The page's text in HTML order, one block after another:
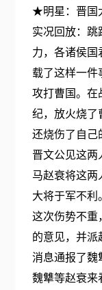
★明星：晋国
实况回放：跳
力，各诸侯国
载了这样一件
攻打曹国。在
纪，放火烧了
还烧伤了自己
晋文公见这两
马赵衰将这两
大将于军不利
这次伤势不重
的意见，并派
消息通报了魏
魏犨等赵衰来